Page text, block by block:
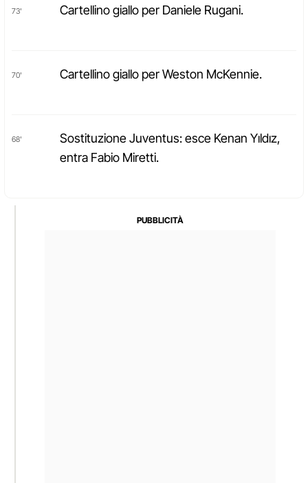
73' Cartellino giallo per Daniele Rugani.
70' Cartellino giallo per Weston McKennie.
68'
Sostituzione Juventus: esce Kenan Yıldız,
entra Fabio Miretti.